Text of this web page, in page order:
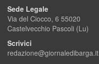
Sede Legale
Via del Ciocco, 6 55020
Castelvecchio Pascoli (Lu)
Scrivici
redazione@giornaledibarga.it